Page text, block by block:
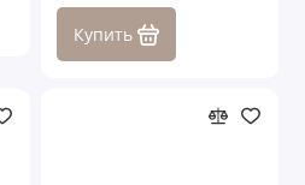
Купить